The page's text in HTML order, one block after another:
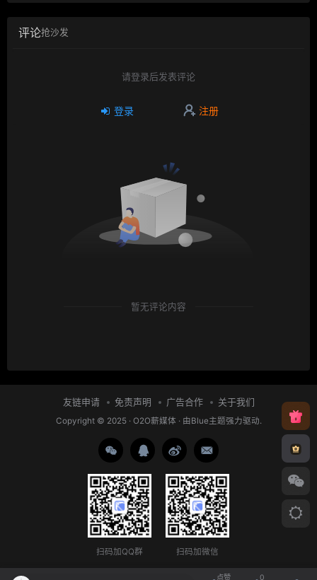
评论抢沙发
请登录后发表评论
登录 注册
暂无评论内容
友链申请 免责声明 广告合作 关于我们
Copyright © 2025 · O2O薪媒体 · 由Blue主题强力驱动.
扫码加QQ群 扫码加微信
点赞 0